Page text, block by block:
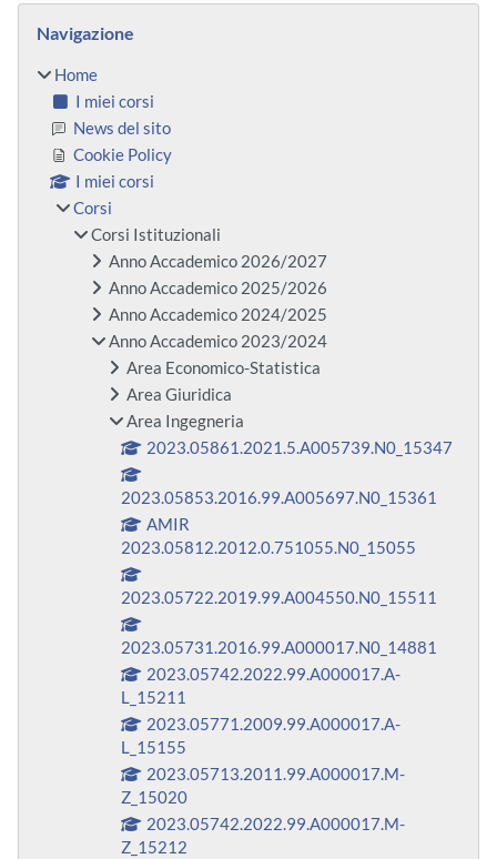
Blocchi
Navigazione
Home
I miei corsi
News del sito
Cookie Policy
I miei corsi
Corsi
Corsi Istituzionali
Anno Accademico 2026/2027
Anno Accademico 2025/2026
Anno Accademico 2024/2025
Anno Accademico 2023/2024
Area Economico-Statistica
Area Giuridica
Area Ingegneria
2023.05861.2021.5.A005739.N0_15347
2023.05853.2016.99.A005697.N0_15361
AMIR
2023.05812.2012.0.751055.N0_15055
2023.05722.2019.99.A004550.N0_15511
2023.05731.2016.99.A000017.N0_14881
2023.05742.2022.99.A000017.A-
L_15211
2023.05771.2009.99.A000017.A-
L_15155
2023.05713.2011.99.A000017.M-
Z_15020
2023.05742.2022.99.A000017.M-
Z_15212